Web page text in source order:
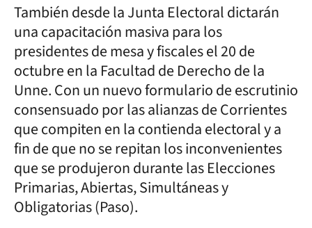
También desde la Junta Electoral dictarán
una capacitación masiva para los
presidentes de mesa y fiscales el 20 de
octubre en la Facultad de Derecho de la
Unne. Con un nuevo formulario de escrutinio
consensuado por las alianzas de Corrientes
que compiten en la contienda electoral y a
fin de que no se repitan los inconvenientes
que se produjeron durante las Elecciones
Primarias, Abiertas, Simultáneas y
Obligatorias (Paso).